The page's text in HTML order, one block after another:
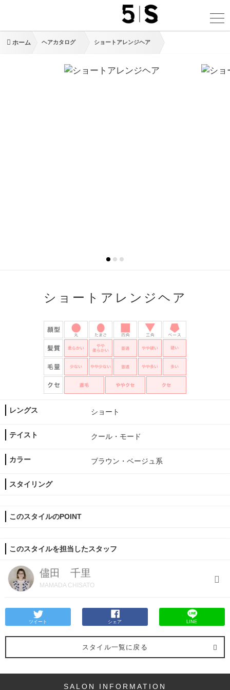
ホーム ヘアカタログ ショートアレンジヘア
ショートアレンジヘア
レングス ショート
テイスト クール・モード
カラー ブラウン・ベージュ系
スタイリング
このスタイルのPOINT
このスタイルを担当したスタッフ
儘田 千里
MAMADA CHISATO
ツイート シェア LINE
スタイル一覧に戻る
SALON INFORMATION